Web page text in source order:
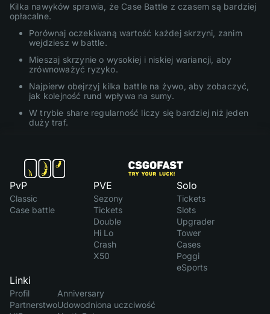
Kilka nawyków sprawia, że Case Battle z czasem są bardziej
opłacalne.
Porównaj oczekiwaną wartość każdej skrzyni, zanim
wejdziesz w battle.
Mieszaj skrzynie o wysokiej i niskiej wariancji, aby
zrównoważyć ryzyko.
Najpierw obejrzyj kilka battle na żywo, aby zobaczyć,
jak kolejność rund wpływa na sumy.
W trybie share regularność liczy się bardziej niż jeden
duży traf.
PvP
Classic
Case battle
PVE
Sezony
Tickets
Double
Hi Lo
Crash
X50
Solo
Tickets
Slots
Upgrader
Tower
Cases
Poggi
eSports
Linki
Profil
Partnerstwo
Anniversary
Udowodniona uczciwość